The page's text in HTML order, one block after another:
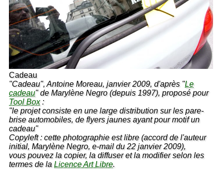
Cadeau
"Cadeau", Antoine Moreau, janvier 2009, d'après "Le
cadeau" de Marylène Negro (depuis 1997), proposé pour
Tool Box:
"le projet consiste en une large distribution sur les pare-
brise automobiles, de flyers jaunes ayant pour motif un
cadeau"
Copyleft : cette photographie est libre (accord de l'auteur
initial, Marylène Negro, e-mail du 22 janvier 2009),
vous pouvez la copier, la diffuser et la modifier selon les
termes de laLicence Art Libre.